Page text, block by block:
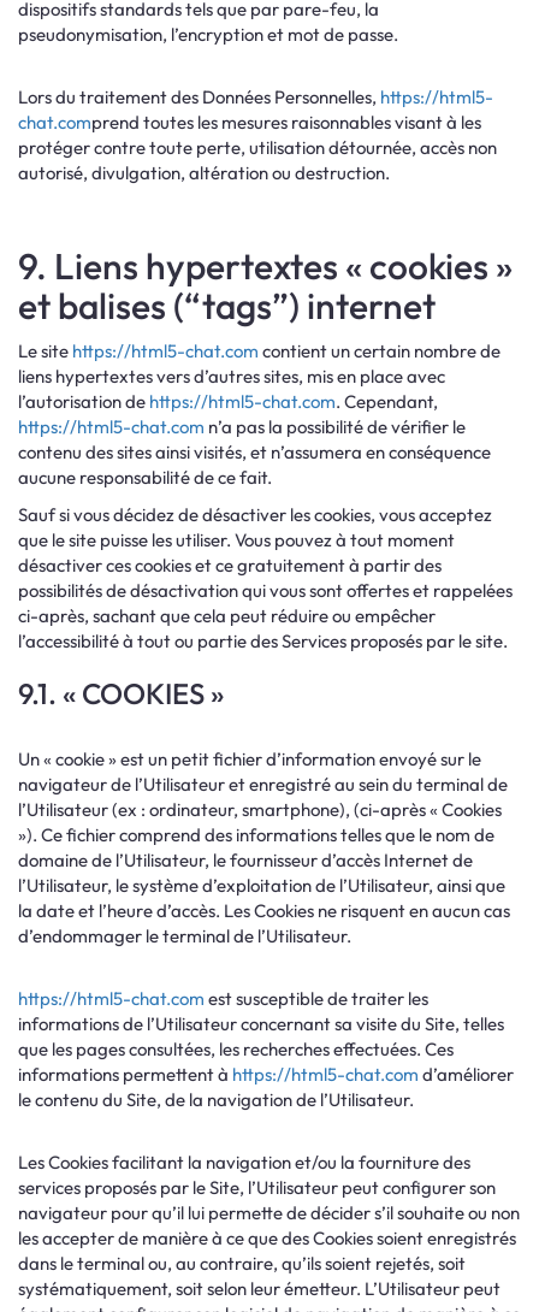
dispositifs standards tels que par pare-feu, la
pseudonymisation, l’encryption et mot de passe.
Lors du traitement des Données Personnelles, https://html5-
chat.comprend toutes les mesures raisonnables visant à les
protéger contre toute perte, utilisation détournée, accès non
autorisé, divulgation, altération ou destruction.
9. Liens hypertextes « cookies »
et balises (“tags”) internet
Le site https://html5-chat.com contient un certain nombre de
liens hypertextes vers d’autres sites, mis en place avec
l’autorisation de https://html5-chat.com. Cependant,
https://html5-chat.com n’a pas la possibilité de vérifier le
contenu des sites ainsi visités, et n’assumera en conséquence
aucune responsabilité de ce fait.
Sauf si vous décidez de désactiver les cookies, vous acceptez
que le site puisse les utiliser. Vous pouvez à tout moment
désactiver ces cookies et ce gratuitement à partir des
possibilités de désactivation qui vous sont offertes et rappelées
ci-après, sachant que cela peut réduire ou empêcher
l’accessibilité à tout ou partie des Services proposés par le site.
9.1. « COOKIES »
Un « cookie » est un petit fichier d’information envoyé sur le
navigateur de l’Utilisateur et enregistré au sein du terminal de
l’Utilisateur (ex : ordinateur, smartphone), (ci-après « Cookies
»). Ce fichier comprend des informations telles que le nom de
domaine de l’Utilisateur, le fournisseur d’accès Internet de
l’Utilisateur, le système d’exploitation de l’Utilisateur, ainsi que
la date et l’heure d’accès. Les Cookies ne risquent en aucun cas
d’endommager le terminal de l’Utilisateur.
https://html5-chat.com est susceptible de traiter les
informations de l’Utilisateur concernant sa visite du Site, telles
que les pages consultées, les recherches effectuées. Ces
informations permettent à https://html5-chat.com d’améliorer
le contenu du Site, de la navigation de l’Utilisateur.
Les Cookies facilitant la navigation et/ou la fourniture des
services proposés par le Site, l’Utilisateur peut configurer son
navigateur pour qu’il lui permette de décider s’il souhaite ou non
les accepter de manière à ce que des Cookies soient enregistrés
dans le terminal ou, au contraire, qu’ils soient rejetés, soit
systématiquement, soit selon leur émetteur. L’Utilisateur peut